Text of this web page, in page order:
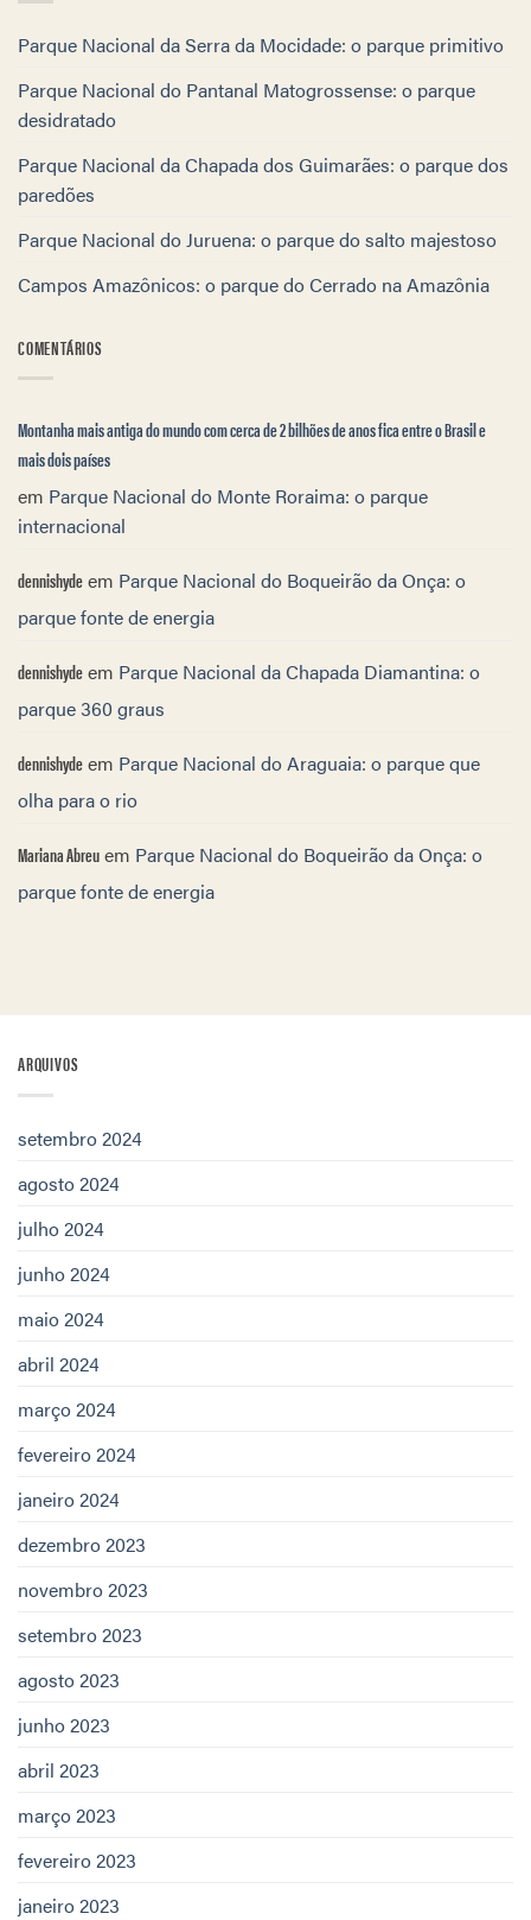
Parque Nacional da Serra da Mocidade: o parque primitivo
Parque Nacional do Pantanal Matogrossense: o parque
desidratado
Parque Nacional da Chapada dos Guimarães: o parque dos
paredões
Parque Nacional do Juruena: o parque do salto majestoso
Campos Amazônicos: o parque do Cerrado na Amazônia
COMENTÁRIOS
Montanha mais antiga do mundo com cerca de 2 bilhões de anos fica entre o Brasil e
mais dois países
em Parque Nacional do Monte Roraima: o parque
internacional
dennishydeem Parque Nacional do Boqueirão da Onça: o
parque fonte de energia
dennishydeem Parque Nacional da Chapada Diamantina: o
parque 360 graus
dennishydeem Parque Nacional do Araguaia: o parque que
olha para o rio
Mariana Abreuem Parque Nacional do Boqueirão da Onça: o
parque fonte de energia
ARQUIVOS
setembro 2024
agosto 2024
julho 2024
junho 2024
maio 2024
abril 2024
março 2024
fevereiro 2024
janeiro 2024
dezembro 2023
novembro 2023
setembro 2023
agosto 2023
junho 2023
abril 2023
março 2023
fevereiro 2023
janeiro 2023